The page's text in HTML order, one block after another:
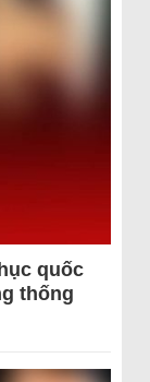
quốc
thống